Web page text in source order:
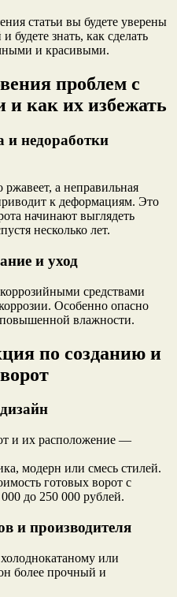
статьи вы будете уверены
будете знать, как сделать
и красивыми.
проблем с
как их избежать
и недоработки
а неправильная
к деформациям. Это
начинают выглядеть
несколько лет.
и уход
средствами
Особенно опасно
влажности.
по созданию и
и их расположение —
модерн или смесь стилей.
готовых ворот с
до 250 000 рублей.
и производителя
или
более прочный и